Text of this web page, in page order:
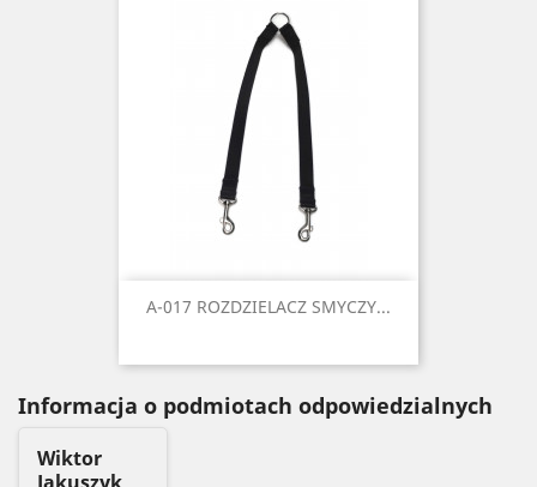
A-017 ROZDZIELACZ SMYCZY...
Informacja o podmiotach odpowiedzialnych
Wiktor